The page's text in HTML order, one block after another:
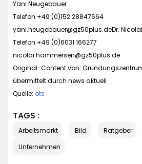
Yani Neugebauer
Telefon +49 (0)152 28847664
yani.neugebauer@gz50plus.deDr.
Telefon +49 (0)6031 166277
nicolai.hammersen@gz50plus.de
Original-Content von:
übermittelt durch news aktuell
Quelle: ots
TAGS :
Arbeitsmarkt Bild Ratgeber
Unternehmen